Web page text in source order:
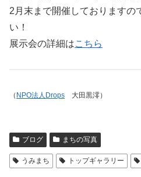
2月末まで開催しておりますの
い！
展示会の詳細はこちら
（ NPO法人Drops 大田黒澪）
ブログ まちの写真
うみまち トップギャラリー